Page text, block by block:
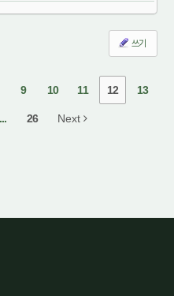
쓰기
9 10 11 12 13
... 26 Next